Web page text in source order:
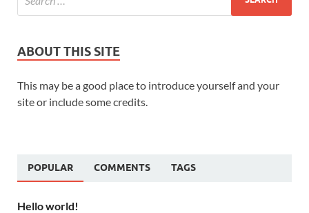
ABOUT THIS SITE
This may be a good place to introduce yourself and your
site or include some credits.
POPULAR COMMENTS TAGS
Hello world!